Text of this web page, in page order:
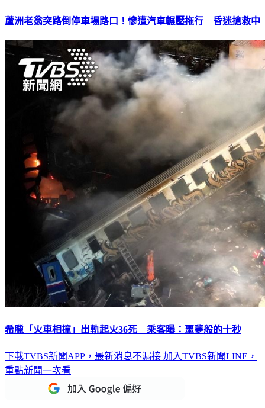
蘆洲老翁突路倒停車場路口！慘遭汽車輾壓拖行 昏迷搶救中
希臘「火車相撞」出軌起火36死 乘客曝：噩夢般的十秒
下載TVBS新聞APP，最新消息不漏接 加入TVBS新聞LINE，
重點新聞一次看